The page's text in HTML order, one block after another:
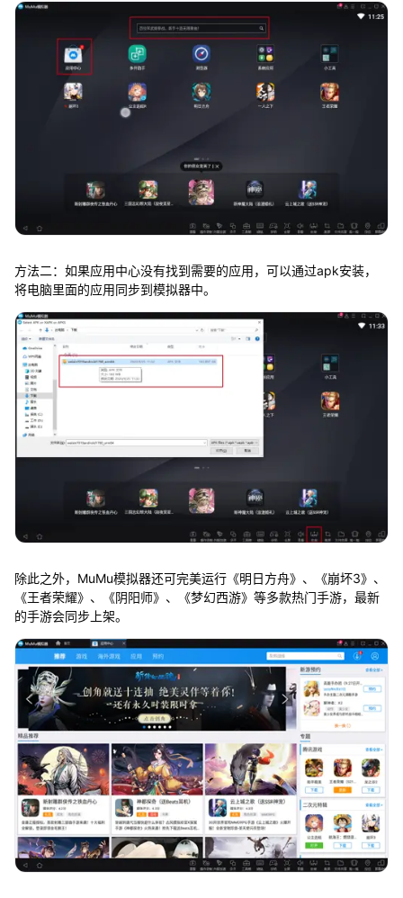
方法二：如果应用中心没有找到需要的应用，可以通过apk安装，
将电脑里面的应用同步到模拟器中。
除此之外，MuMu模拟器还可完美运行《明日方舟》、《崩坏3》、
《王者荣耀》、《阴阳师》、《梦幻西游》等多款热门手游，最新
的手游会同步上架。